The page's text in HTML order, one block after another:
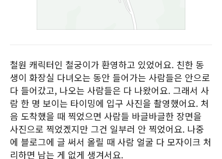
철원 캐릭터인 철궁이가 환영하고 있었어요. 친한 동
생이 화장실 다녀오는 동안 들어가는 사람들은 안으로
다 들어갔고, 나오는 사람들은 다 나왔어요. 그래서 사
람 한 명 보이는 타이밍에 입구 사진을 촬영했어요. 처
음 도착했을 때 찍었으면 사람들 바글바글한 장면을
사진으로 찍었겠지만 그건 일부러 안 찍었어요. 나중
에 블로그에 글 써서 올릴 때 사람 얼굴 다 모자이크 처
리하면 남는 게 없게 생겨서요.